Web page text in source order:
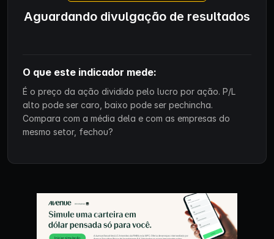
Aguardando divulgação de resultados
O que este indicador mede:
É o preço da ação dividido pelo lucro por ação. P/L
alto pode ser caro, baixo pode ser pechincha.
Compara com a média dela e com as empresas do
mesmo setor, fechou?